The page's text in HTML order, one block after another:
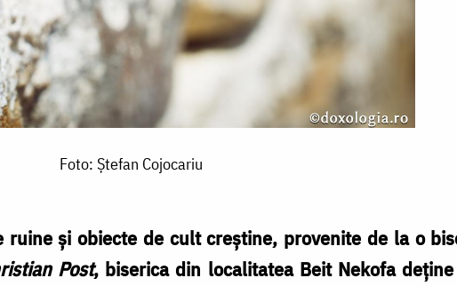
Foto: Ștefan Cojocariu
și obiecte de cult creștine, provenite de la o
Post, biserica din localitatea Beit Nekofa